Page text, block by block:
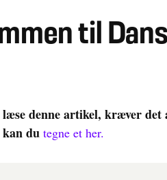
til
denne artikel, kræver
kan du tegne et her.